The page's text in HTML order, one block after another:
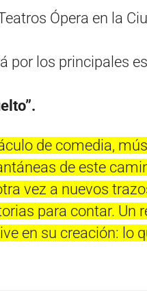
Ópera en la
por los principales
de comedia,
de este
vez a nuevos
para contar. Un
en su creación: lo